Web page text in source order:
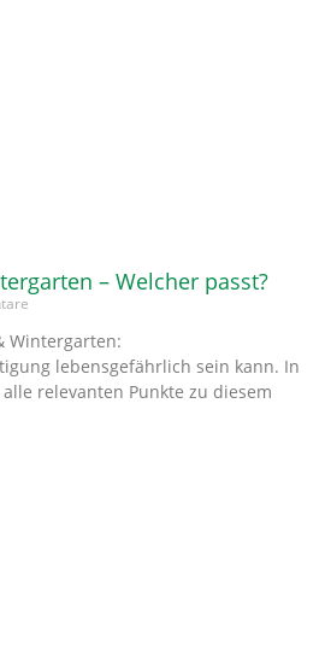
– Welcher passt?
Wintergarten:
lebensgefährlich sein kann. In
relevanten Punkte zu diesem